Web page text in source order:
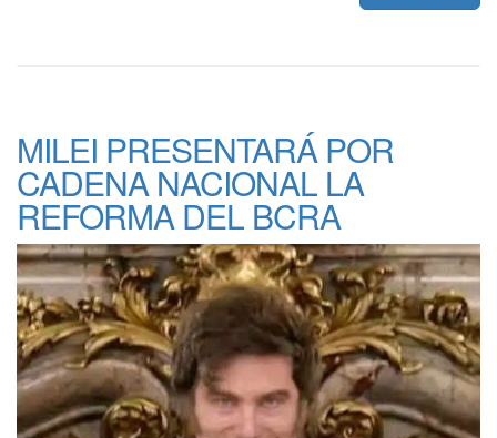
MILEI PRESENTARÁ POR
CADENA NACIONAL LA
REFORMA DEL BCRA